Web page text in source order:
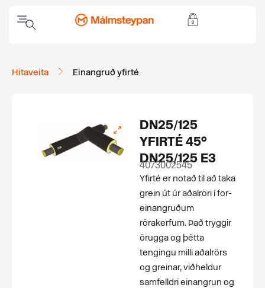
Hitaveita Einangruð yfirté
DN25/125
YFIRTÉ 45°
DN25/125 E3
4073002545
Yfirté er notað til að taka
grein út úr aðalröri í for­
einangruðum
rörakerfum. Það tryggir
örugga og þétta
tengingu milli aðalrörs
og greinar, viðheldur
samfelldri einangrun og